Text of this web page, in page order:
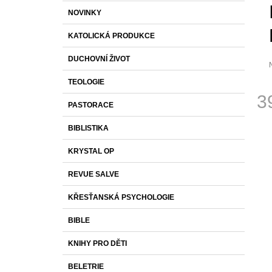
kategorie
K
A
T
E
G
O
R
E
NOVINKY
KATOLICKÁ PRODUKCE
DUCHOVNÍ ŽIVOT
TEOLOGIE
PASTORACE
BIBLISTIKA
KRYSTAL OP
REVUE SALVE
KŘESŤANSKÁ PSYCHOLOGIE
BIBLE
KNIHY PRO DĚTI
BELETRIE